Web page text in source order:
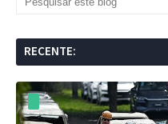
RECENTE: